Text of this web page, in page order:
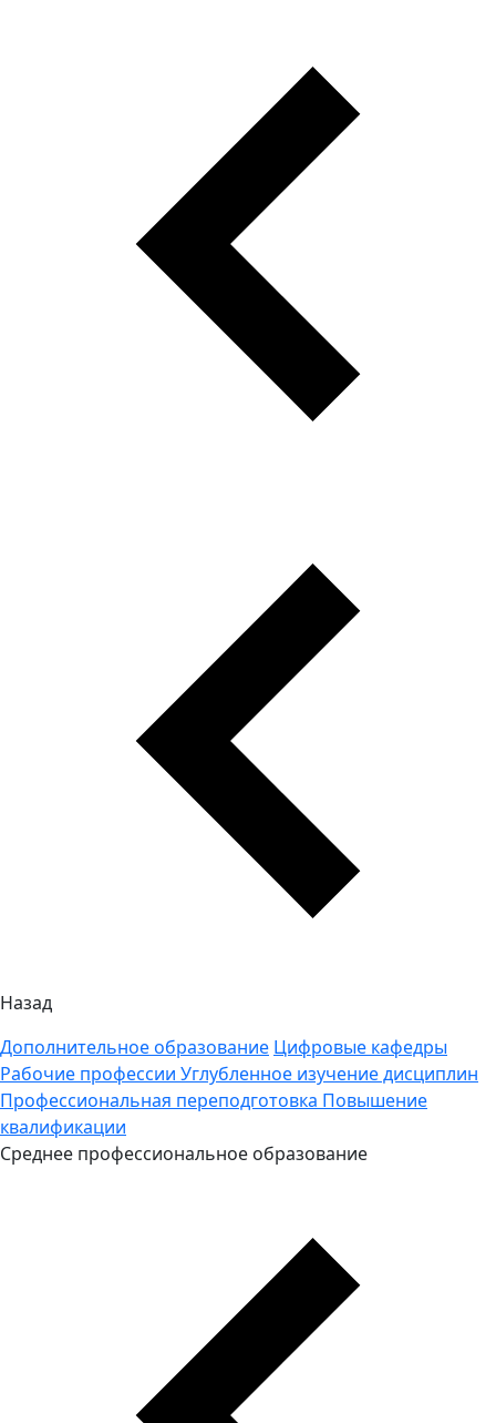
Назад
Дополнительное образование Цифровые кафедры
Рабочие профессии Углубленное изучение дисциплин
Профессиональная переподготовка Повышение
квалификации
Среднее профессиональное образование